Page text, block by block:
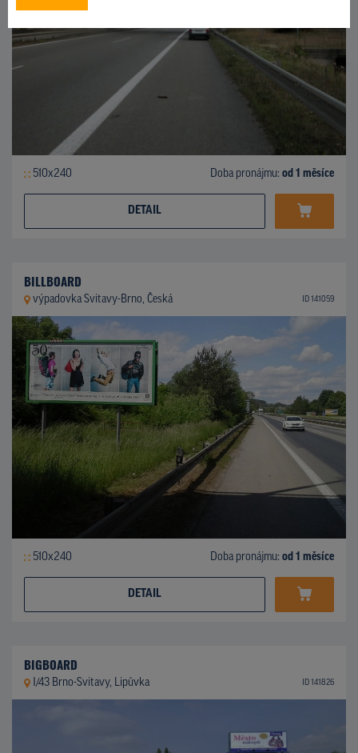
510x240 Doba pronájmu: od 1 měsíce
DETAIL
BILLBOARD
výpadovka Svitavy-Brno, Česká ID 141059
510x240 Doba pronájmu: od 1 měsíce
DETAIL
BIGBOARD
I/43 Brno-Svitavy, Lipůvka ID 141826